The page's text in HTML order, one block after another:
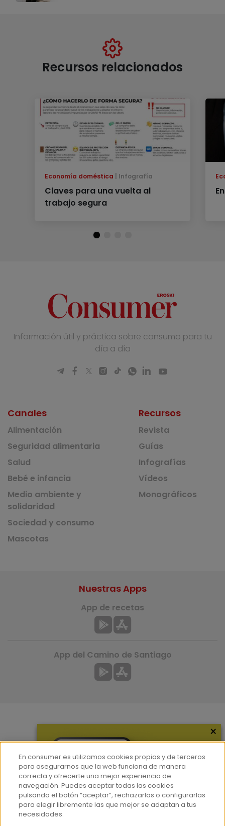
Recursos relacionados
Economía doméstica Infografía
Claves para una vuelta al
trabajo segura
Información útil y práctica sobre consumo para tu
día a día
Canales
Alimentación
Seguridad alimentaria
Salud
Bebé e infancia
Medio ambiente y
solidaridad
Sociedad y consumo
Mascotas
Recursos
Revista
Guías
Infografías
Vídeos
Monográficos
Hemeroteca
Contacto
Prensa
Corpus Lingüístico Consumer
Nuestras Apps
App de recetas
App del Camino de Santiago
×
En consumer.es utilizamos cookies propias y de terceros
para asegurarnos que la web funciona de manera
correcta y ofrecerte una mejor experiencia de
navegación. Puedes aceptar todas las cookies
pulsando el botón “aceptar”, rechazarlas o configurarlas
para elegir libremente las que mejor se adaptan a tus
necesidades.